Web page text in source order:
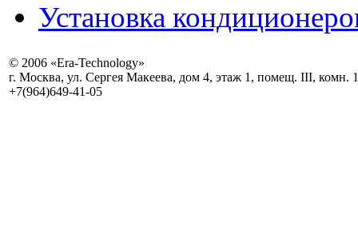
Установка
© 2006 «Era-Technology»
г. Москва, ул. Сергея Макеева, дом 4, этаж 1, помещ. III, комн. 1
+7(964)649-41-05